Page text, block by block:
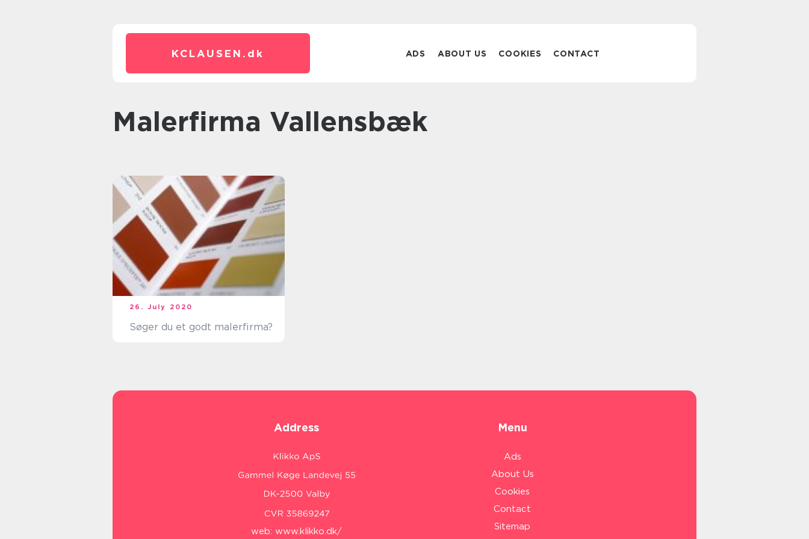
KCLAUSEN. dk ADS ABOUT US COOKIES CONTACT
Malerfirma Vallensbæk
26. July 2020
Søger du et godt malerfirma?
Address
web:www.klikko.dk/
Menu
Ads
About Us
Cookies
Contact
Sitemap